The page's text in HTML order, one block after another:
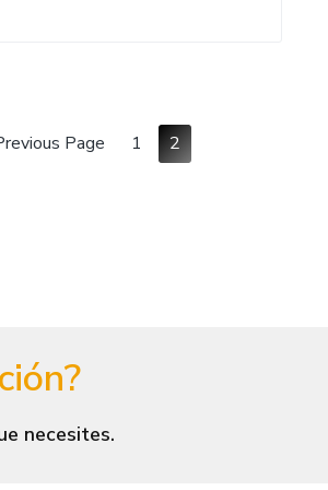
Page 1 2
necesites.